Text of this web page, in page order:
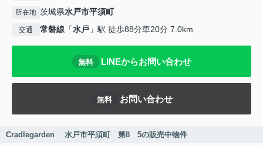
所在地 茨城県水戸市平須町
交通 常磐線 「水戸 」駅 徒歩88分車20分 7.0km
無料 LINEからお問い合わせ
無料 お問い合わせ
Cradlegarden 水戸市平須町 第8 5の販売中物件